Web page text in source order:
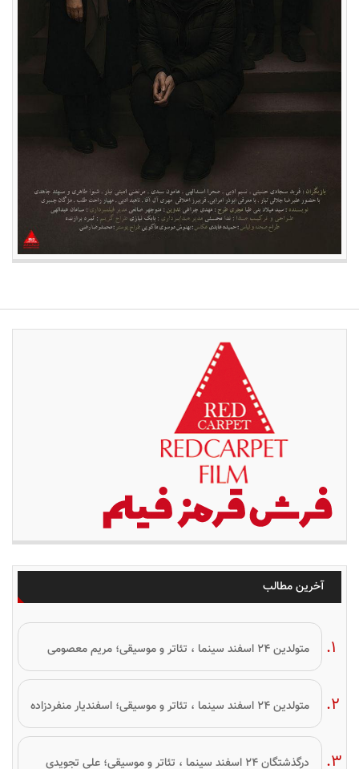
آخرین مطالب
متولدین ۲۴ اسفند سینما ، تئاتر و موسیقی؛ مریم معصومی
متولدین ۲۴ اسفند سینما ، تئاتر و موسیقی؛ اسفندیار منفردزاده
درگذشتگان ۲۴ اسفند سینما ، تئاتر و موسیقی؛ علی تجویدی